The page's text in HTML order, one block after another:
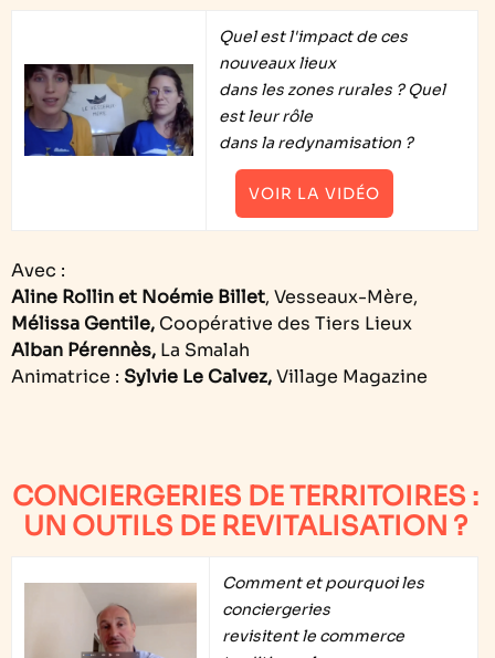
Quel est l'impact de ces
nouveaux lieux
dans les zones rurales ? Quel
est leur rôle
dans la redynamisation ?
VOIR LA VIDÉO
Avec :
Aline Rollin et Noémie Billet, Vesseaux-Mère,
Mélissa Gentile, Coopérative des Tiers Lieux
Alban Pérennès, La Smalah
Animatrice : Sylvie Le Calvez,Village Magazine
CONCIERGERIES DE TERRITOIRES :
UN OUTILS DE REVITALISATION ?
Comment et pourquoi les
conciergeries
revisitent le commerce